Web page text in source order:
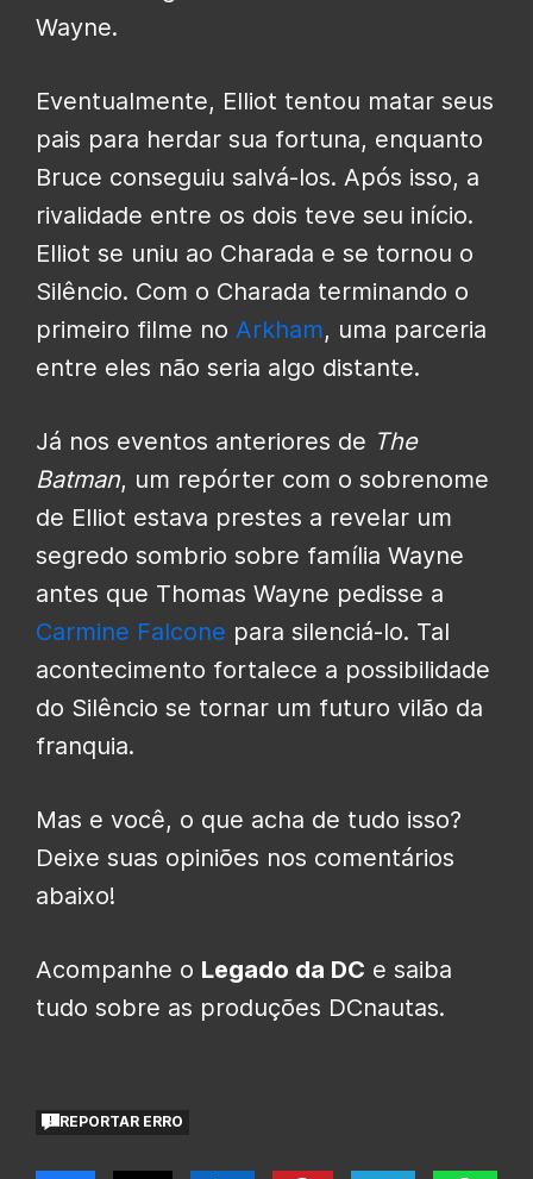
Wayne.
Eventualmente, Elliot tentou matar seus
pais para herdar sua fortuna, enquanto
Bruce conseguiu salvá-los. Após isso, a
rivalidade entre os dois teve seu início.
Elliot se uniu ao Charada e se tornou o
Silêncio. Com o Charada terminando o
primeiro filme no Arkham, uma parceria
entre eles não seria algo distante.
Já nos eventos anteriores de The
Batman, um repórter com o sobrenome
de Elliot estava prestes a revelar um
segredo sombrio sobre família Wayne
antes que Thomas Wayne pedisse a
Carmine Falcone para silenciá-lo. Tal
acontecimento fortalece a possibilidade
do Silêncio se tornar um futuro vilão da
franquia.
Mas e você, o que acha de tudo isso?
Deixe suas opiniões nos comentários
abaixo!
Acompanhe o Legado da DC e saiba
tudo sobre as produções DCnautas.
REPORTAR ERRO